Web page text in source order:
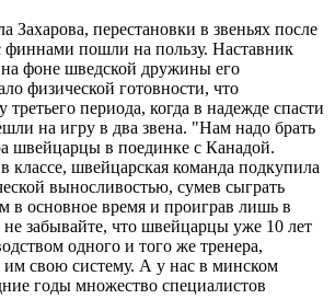
перестановки в звеньях после
финнами пошли на пользу. Наставник
фоне шведской дружины его
физической готовности, что
третьего периода, когда в надежде спасти
на игру в два звена. "Нам надо брать
швейцарцы в поединке с Канадой.
классе, швейцарская команда подкупила
выносливостью, сумев сыграть
в основное время и проиграв лишь в
забывайте, что швейцарцы уже 10 лет
одного и того же тренера,
им свою систему. А у нас в минском
годы множество специалистов